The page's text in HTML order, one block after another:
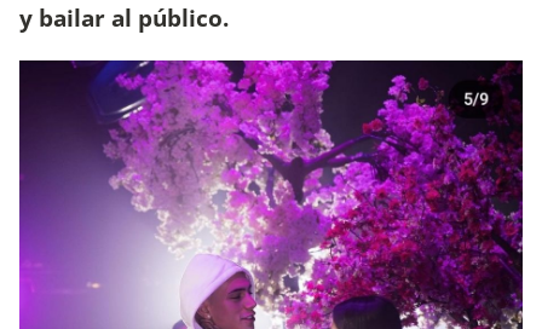
y bailar al público.